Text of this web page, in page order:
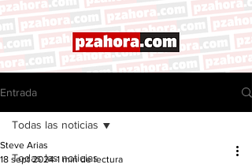
Entrada
Todas las noticias
Todas las noticias
Steve Arias
18 sept 2024 1 min de lectura